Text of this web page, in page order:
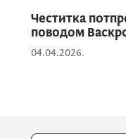
Састанку је
Лалатовић
Честитка
поводом
04.04.2026.